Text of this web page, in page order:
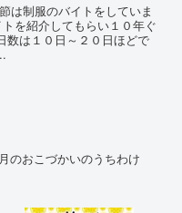
は制服のバイトをしていま
を紹介してもらい１０年ぐ
数は１０日～２０日ほどで
のおこづかいのうちわけ